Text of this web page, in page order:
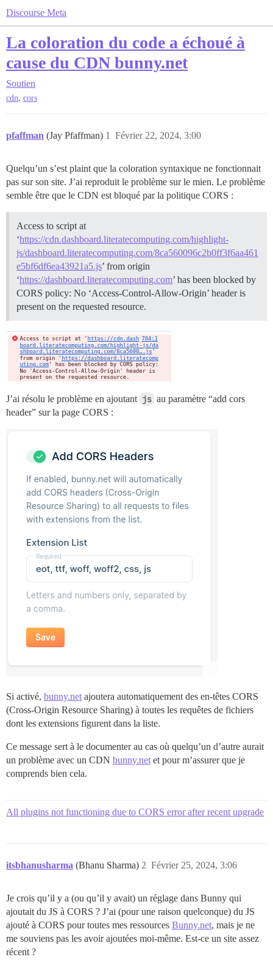
Discourse Meta
La coloration du code a échoué à
cause du CDN bunny.net
Soutien
cdn, cors
pfaffman (Jay Pfaffman) Février 22, 2024, 3:00
1
Quelqu’un s’est plaint que la coloration syntaxique ne fonctionnait
pas sur son site. J’ai reproduit le problème sur le mien. Le problème
semble être que le CDN est bloqué par la politique CORS :
Access to script at
‘https://cdn.dashboard.literatecomputing.com/highlight-
js/dashboard.literatecomputing.com/8ca560096c2b0ff3f6aa461
e5bf6df6ea43921a5.js’ from origin
‘https://dashboard.literatecomputing.com’ has been blocked by
CORS policy: No ‘Access-Control-Allow-Origin’ header is
present on the requested resource.
J’ai résolu le problème en ajoutant js au paramètre “add cors
header” sur la page CORS :
Si activé, bunny.net ajoutera automatiquement des en-têtes CORS
(Cross-Origin Resource Sharing) à toutes les requêtes de fichiers
dont les extensions figurent dans la liste.
Ce message sert à le documenter au cas où quelqu’un d’autre aurait
un problème avec un CDN bunny.net et pour m’assurer que je
comprends bien cela.
All plugins not functioning due to CORS error after recent upgrade
itsbhanusharma (Bhanu Sharma) Février 25, 2024, 3:06
2
Je crois qu’il y a (ou qu’il y avait) un réglage dans Bunny qui
ajoutait du JS à CORS ? J’ai (pour une raison quelconque) du JS
ajouté à CORS pour toutes mes ressources Bunny.net, mais je ne
me souviens pas les avoir ajoutées moi-même. Est-ce un site assez
récent ?